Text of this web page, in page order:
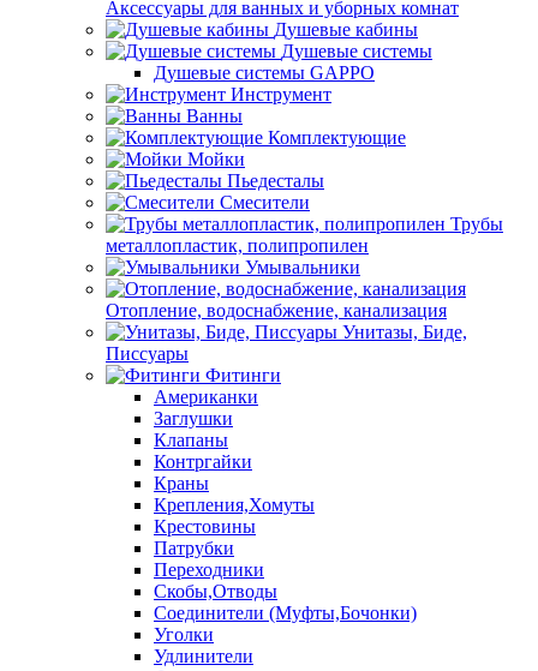
Аксессуары для ванных и уборных комнат
Душевые кабины
Душевые системы
Душевые системы GAPPO
Инструмент
Ванны
Комплектующие
Мойки
Пьедесталы
Смесители
Трубы
металлопластик, полипропилен
Умывальники
Отопление, водоснабжение, канализация
Унитазы, Биде,
Писсуары
Фитинги
Американки
Заглушки
Клапаны
Контргайки
Краны
Крепления,Хомуты
Крестовины
Патрубки
Переходники
Скобы,Отводы
Соединители (Муфты,Бочонки)
Уголки
Удлинители